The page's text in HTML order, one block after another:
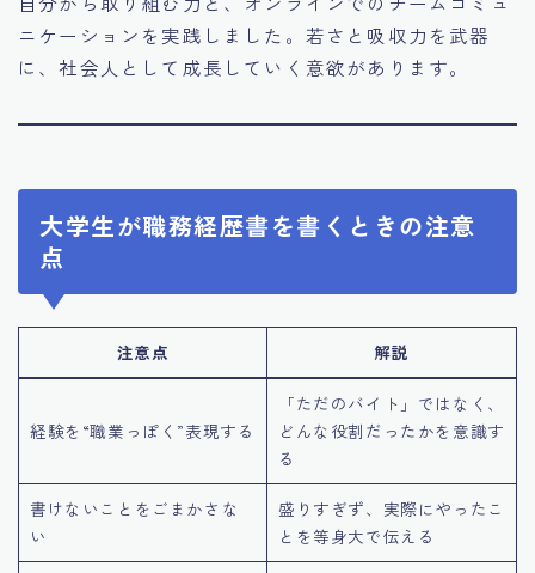
ニケーションを実践しました。若さと吸収力を武器
に、社会人として成長していく意欲があります。
大学生が職務経歴書を書くときの注意
点
注意点 解説
経験を“職業っぽく”表現する
「ただのバイト」ではなく、
どんな役割だったかを意識す
る
書けないことをごまかさな
い
盛りすぎず、実際にやったこ
とを等身大で伝える